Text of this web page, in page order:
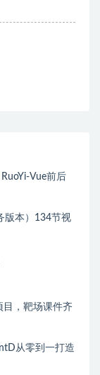
Vue前后
版本）134节视
，靶场课件齐
从零到一打造